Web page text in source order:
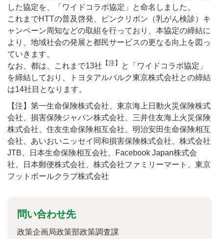
した協定を、「ワイドコラボ協定」と命名しました。
これまでHTTの普及啓発、ピンクリボン（乳がん検診）キ
ャンペーン周知などの取組を行っており、本協定の締結に
より、地域社会の発展と都民サービスの更なる向上を図っ
ていきます。
なお、都は、これまで13社 【注】
と「ワイドコラボ協定」
を締結しており、トヨタアルバルク東京株式会社との締結
は14社目となります。
【注】第一生命保険株式会社、東京海上日動火災保険株式
会社、損害保険ジャパン株式会社、三井住友海上火災保険
株式会社、住友生命保険相互会社、明治安田生命保険相互
会社、あいおいニッセイ同和損害保険株式会社、株式会社
JTB、日本生命保険相互会社、Facebook Japan株式会
社、日本郵便株式会社、株式会社ファミリーマート、東京
フットボールクラブ株式会社
問い合わせ先
政策企画局政策部政策調査課